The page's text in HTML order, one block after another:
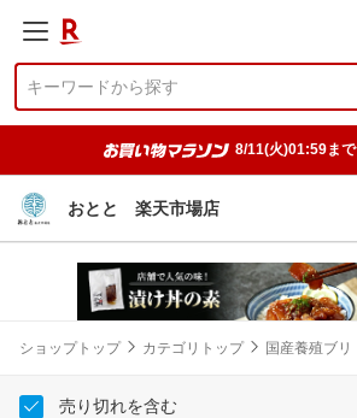
8/11(火)01:59まで
おとと 楽天市場店
ショップトップ カテゴリトップ 国産養殖ブリ
売り切れを含む